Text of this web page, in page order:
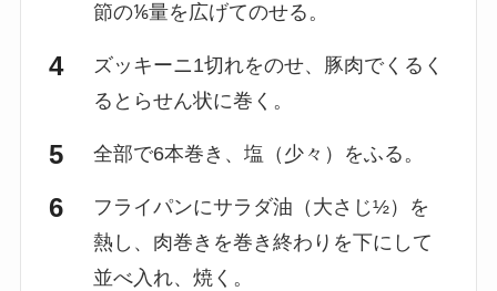
節の⅙量を広げてのせる。
ズッキーニ1切れをのせ、豚肉でくるく
るとらせん状に巻く。
全部で6本巻き、塩（少々）をふる。
フライパンにサラダ油（大さじ½）を
熱し、肉巻きを巻き終わりを下にして
並べ入れ、焼く。